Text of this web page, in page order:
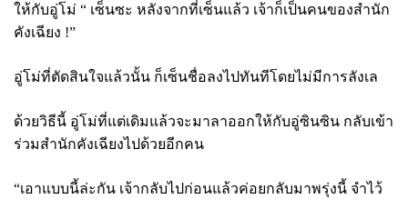
ให้กับอู่โม่ “ เซ็นซะ หลังจากที่เซ็นแล้ว เจ้าก็เป็นคนของสำนัก
คังเฉียง !”
อู่โม่ที่ตัดสินใจแล้วนั้น ก็เซ็นชื่อลงไปทันทีโดยไม่มีการลังเล
ด้วยวิธีนี้ อู่โม่ที่แต่เดิมแล้วจะมาลาออกให้กับอู่ซินซิน กลับเข้า
ร่วมสำนักคังเฉียงไปด้วยอีกคน
“เอาแบบนี้ล่ะกัน เจ้ากลับไปก่อนแล้วค่อยกลับมาพรุ่งนี้ จำไว้